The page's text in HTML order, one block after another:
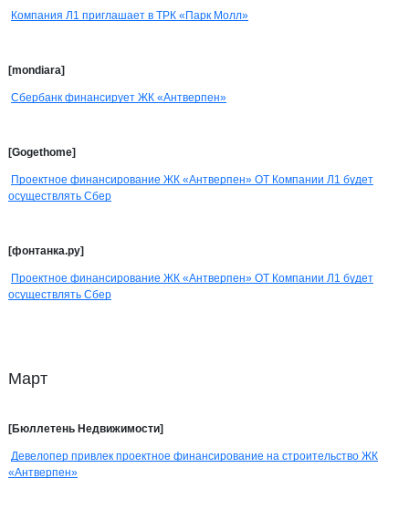
Компания Л1 приглашает в ТРК «Парк Молл»
[mondiara]
Сбербанк финансирует ЖК «Антверпен»
[Gogethome]
Проектное финансирование ЖК «Антверпен» ОТ Компании Л1 будет
осуществлять Сбер
[фонтанка.ру]
Проектное финансирование ЖК «Антверпен» ОТ Компании Л1 будет
осуществлять Сбер
Март
[Бюллетень Недвижимости]
Девелопер привлек проектное финансирование на строительство ЖК
«Антверпен»